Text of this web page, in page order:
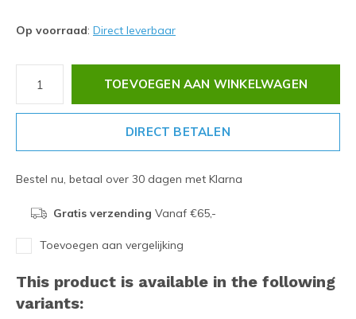
Op voorraad: Direct leverbaar
TOEVOEGEN AAN WINKELWAGEN
DIRECT BETALEN
Bestel nu, betaal over 30 dagen met Klarna
Gratis verzending Vanaf €65,-
Toevoegen aan vergelijking
This product is available in the following
variants: